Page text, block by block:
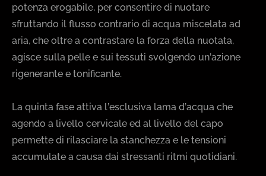
potenza erogabile, per consentire di nuotare
sfruttando il flusso contrario di acqua miscelata ad
aria, che oltre a contrastare la forza della nuotata,
agisce sulla pelle e sui tessuti svolgendo un’azione
rigenerante e tonificante.
La quinta fase attiva l’esclusiva lama d’acqua che
agendo a livello cervicale ed al livello del capo
permette di rilasciare la stanchezza e le tensioni
accumulate a causa dai stressanti ritmi quotidiani.